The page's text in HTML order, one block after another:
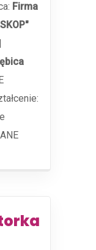
Firma
|